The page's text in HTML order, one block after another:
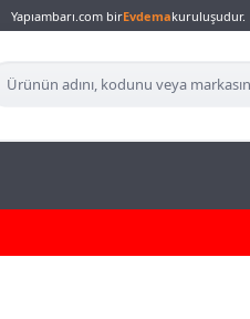
Yapıambarı.com birEvdemakuruluşudur.